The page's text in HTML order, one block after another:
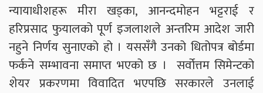
न्यायाधीशहरू मीरा खड्का, आनन्दमोहन भट्टराई र
हरिप्रसाद फुयालको पूर्ण इजलाशले अन्तरिम आदेश जारी
नहुने निर्णय सुनाएको हो । यससँगै उनको धितोपत्र बोर्डमा
फर्कने सम्भावना समाप्त भएको छ । सर्वोत्तम सिमेन्टको
शेयर प्रकरणमा विवादित भएपछि सरकारले उनलाई